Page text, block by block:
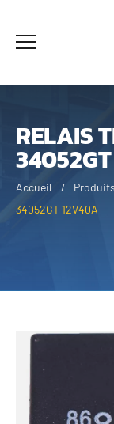
RELAIS
Accueil Produits
34052GT 12V40A